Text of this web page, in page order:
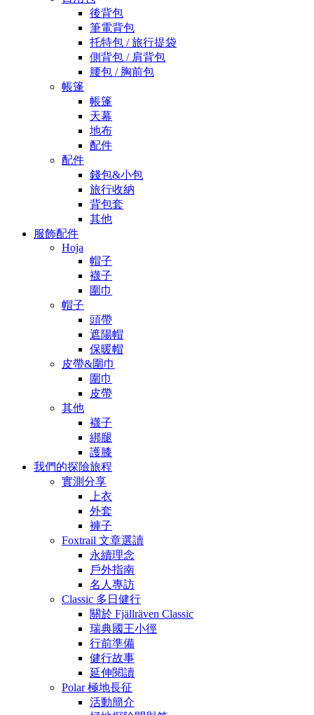
後背包
筆電背包
托特包 / 旅行提袋
側背包 / 肩背包
腰包 / 胸前包
帳篷
帳篷
天幕
地布
配件
配件
錢包&小包
旅行收納
背包套
其他
服飾配件
Hoja
帽子
襪子
圍巾
帽子
頭帶
遮陽帽
保暖帽
皮帶&圍巾
圍巾
皮帶
其他
襪子
綁腿
護膝
我們的探險旅程
實測分享
上衣
外套
褲子
Foxtrail 文章選讀
永續理念
戶外指南
名人專訪
Classic 多日健行
關於 Fjällräven Classic
瑞典國王小徑
行前準備
健行故事
延伸閱讀
Polar 極地長征
活動簡介